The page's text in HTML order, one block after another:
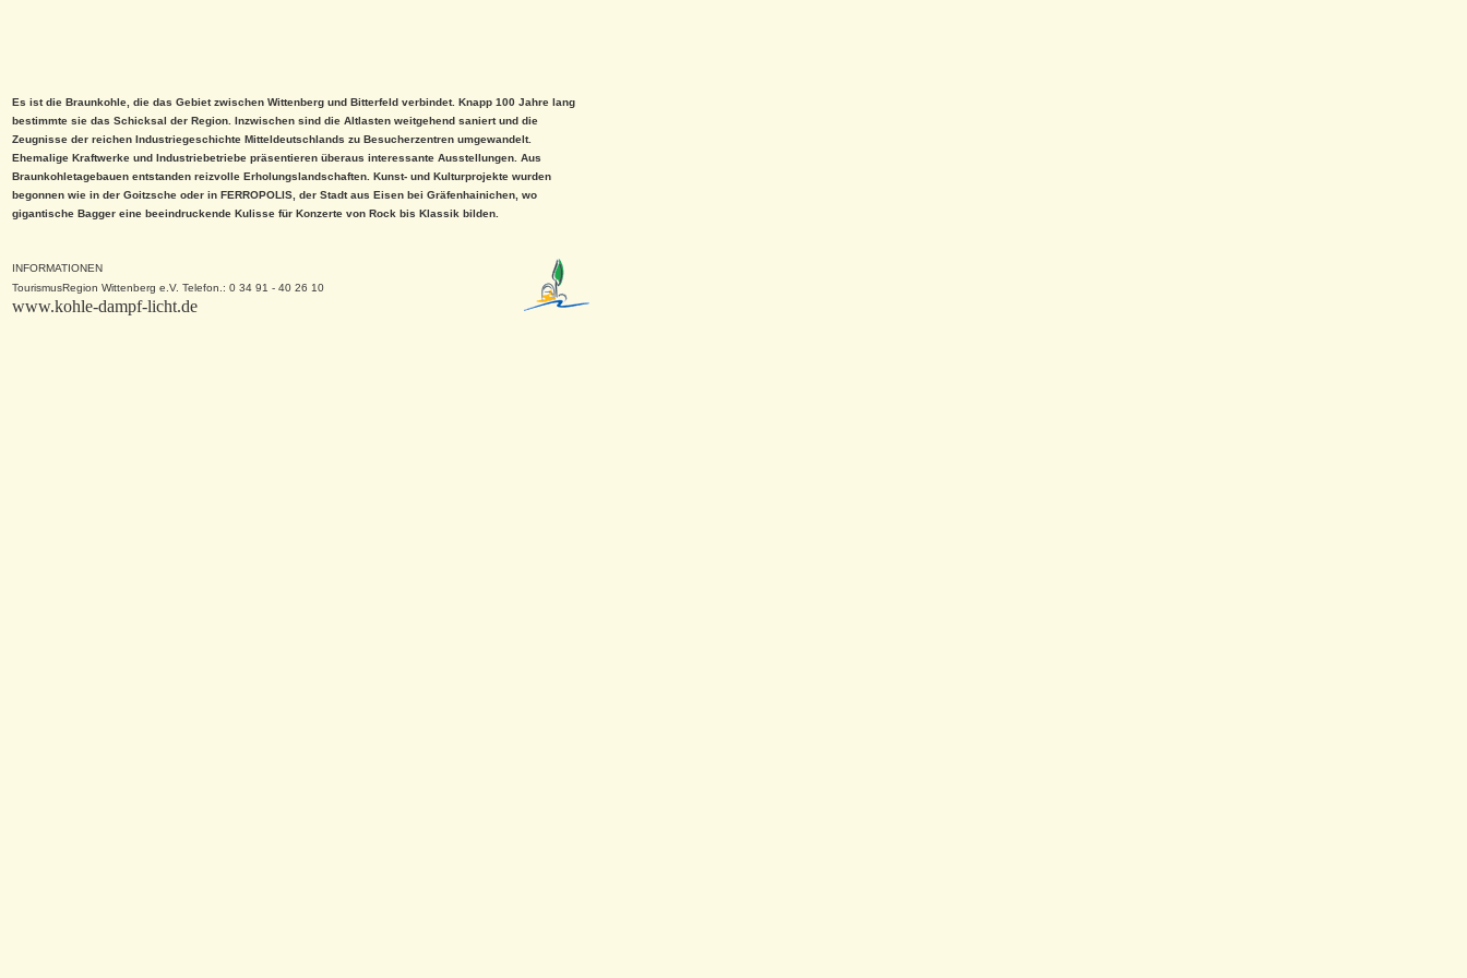
Es ist die Braunkohle, die das Gebiet zwischen Wittenberg und Bitterfeld verbindet. Knapp 100 Jahre lang
bestimmte sie das Schicksal der Region. Inzwischen sind die Altlasten weitgehend saniert und die
Zeugnisse der reichen Industriegeschichte Mitteldeutschlands zu Besucherzentren umgewandelt.
Ehemalige Kraftwerke und Industriebetriebe präsentieren überaus interessante Ausstellungen. Aus
Braunkohletagebauen entstanden reizvolle Erholungslandschaften. Kunst- und Kulturprojekte wurden
begonnen wie in der Goitzsche oder in FERROPOLIS, der Stadt aus Eisen bei Gräfenhainichen, wo
gigantische Bagger eine beeindruckende Kulisse für Konzerte von Rock bis Klassik bilden.
INFORMATIONEN
TourismusRegion Wittenberg e.V. Telefon.: 0 34 91 - 40 26 10
www.kohle-dampf-licht.de